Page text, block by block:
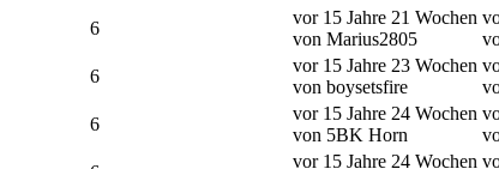
6
vor 15 Jahre 21 Wochen
von Marius2805
6
vor 15 Jahre 23 Wochen
von boysetsfire
6
vor 15 Jahre 24 Wochen
von 5BK Horn
vor 15 Jahre 24 Wochen